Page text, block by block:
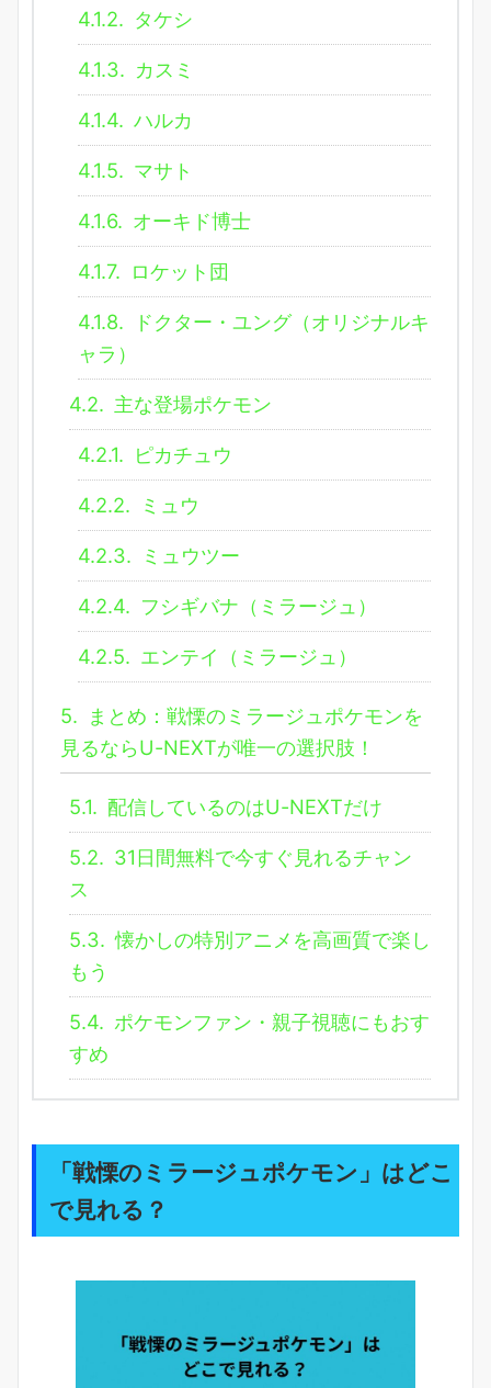
4.1.2. タケシ
4.1.3. カスミ
4.1.4. ハルカ
4.1.5. マサト
4.1.6. オーキド博士
4.1.7. ロケット団
4.1.8.
ドクター・ユング（オリジナルキ
ャラ）
4.2. 主な登場ポケモン
4.2.1. ピカチュウ
4.2.2. ミュウ
4.2.3. ミュウツー
4.2.4. フシギバナ（ミラージュ）
4.2.5. エンテイ（ミラージュ）
5.
まとめ：戦慄のミラージュポケモンを
見るならU-NEXTが唯一の選択肢！
5.1. 配信しているのはU-NEXTだけ
5.2. 31日間無料で今すぐ見れるチャン
ス
5.3. 懐かしの特別アニメを高画質で楽し
もう
5.4. ポケモンファン・親子視聴にもおす
すめ
「戦慄のミラージュポケモン」はどこ
で見れる？